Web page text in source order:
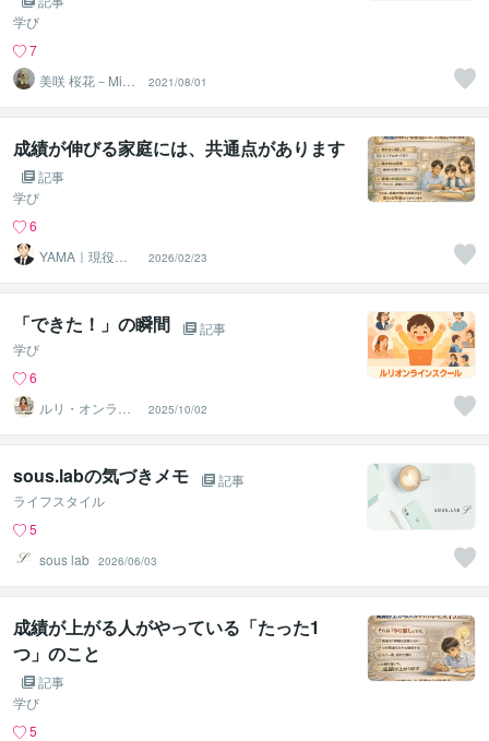
学び
7
美咲 桜花－Misa
ki Ohka－
2021/08/01
成績が伸びる家庭には、共通点があります
記事
学び
6
YAMA｜現役の
2026/02/23
「できた！」の瞬間
記事
学び
6
ルリ・オンライ
ンスクール
2025/10/02
sous.labの気づきメモ
記事
ライフスタイル
5
sous lab 2026/06/03
成績が上がる人がやっている「たった1
つ」のこと
記事
学び
5